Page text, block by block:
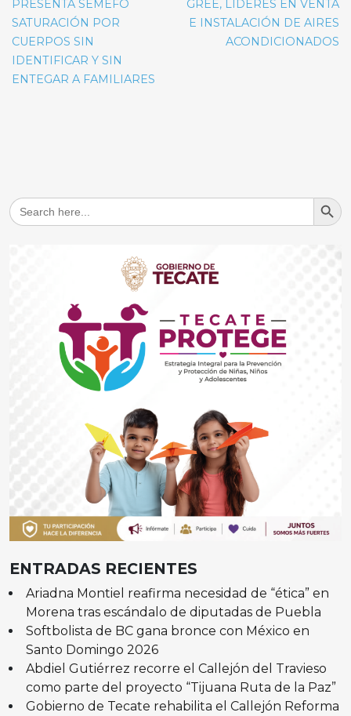
entradas
PRESENTA SEMEFO
SATURACIÓN POR
CUERPOS SIN
IDENTIFICAR Y SIN
ENTEGAR A FAMILIARES
GREE, LÍDERES EN VENTA
E INSTALACIÓN DE AIRES
ACONDICIONADOS
Search
for:
Search
ENTRADAS RECIENTES
Ariadna Montiel reafirma necesidad de “ética” en
Morena tras escándalo de diputadas de Puebla
Softbolista de BC gana bronce con México en
Santo Domingo 2026
Abdiel Gutiérrez recorre el Callejón del Travieso
como parte del proyecto “Tijuana Ruta de la Paz”
Gobierno de Tecate rehabilita el Callejón Reforma